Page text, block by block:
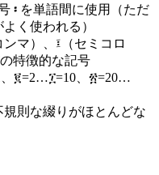
፡ を単語間に使用（ただ
く使われる）
ンマ）、፤（セミコロ
特徴的な記号
、፪=2…፲=10、፳=20…
規則な綴りがほとんどな